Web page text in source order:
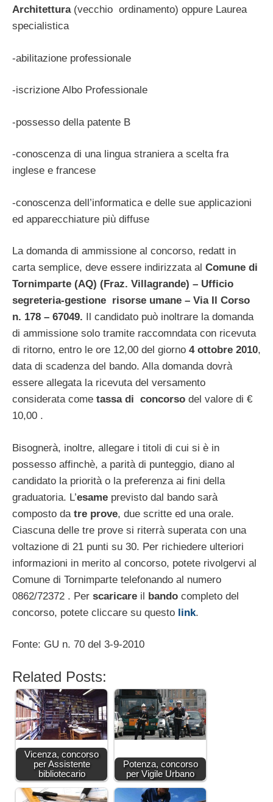
Architettura (vecchio ordinamento) oppure Laurea
specialistica
-abilitazione professionale
-iscrizione Albo Professionale
-possesso della patente B
-conoscenza di una lingua straniera a scelta fra
inglese e francese
-conoscenza dell’informatica e delle sue applicazioni
ed apparecchiature più diffuse
La domanda di ammissione al concorso, redatt in
carta semplice, deve essere indirizzata al Comune di
Tornimparte (AQ) (Fraz. Villagrande) – Ufficio
segreteria-gestione risorse umane – Via Il Corso
n. 178 – 67049. Il candidato può inoltrare la domanda
di ammissione solo tramite raccomndata con ricevuta
di ritorno, entro le ore 12,00 del giorno 4 ottobre 2010,
data di scadenza del bando. Alla domanda dovrà
essere allegata la ricevuta del versamento
considerata come tassa di concorso del valore di €
10,00 .
Bisognerà, inoltre, allegare i titoli di cui si è in
possesso affinchè, a parità di punteggio, diano al
candidato la priorità o la preferenza ai fini della
graduatoria. L’esame previsto dal bando sarà
composto da tre prove, due scritte ed una orale.
Ciascuna delle tre prove si riterrà superata con una
voltazione di 21 punti su 30. Per richiedere ulteriori
informazioni in merito al concorso, potete rivolgervi al
Comune di Tornimparte telefonando al numero
0862/72372 . Per scaricare il bando completo del
concorso, potete cliccare su questo link.
Fonte: GU n. 70 del 3-9-2010
Related Posts:
Vicenza, concorso
per Assistente
bibliotecario
Potenza, concorso
per Vigile Urbano